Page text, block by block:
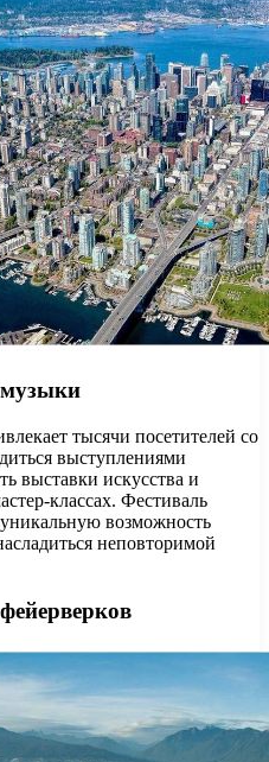
музыки
тысячи посетителей со
выступлениями
выставки искусства и
классах. Фестиваль
возможность
неповторимой